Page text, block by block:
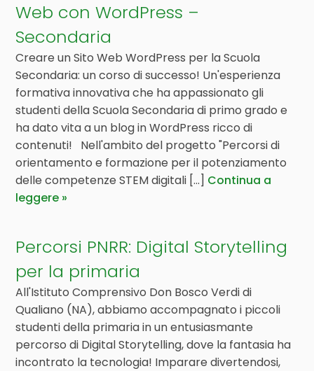
Web con WordPress –
Secondaria
Creare un Sito Web WordPress per la Scuola
Secondaria: un corso di successo! Un'esperienza
formativa innovativa che ha appassionato gli
studenti della Scuola Secondaria di primo grado e
ha dato vita a un blog in WordPress ricco di
contenuti! Nell'ambito del progetto "Percorsi di
orientamento e formazione per il potenziamento
delle competenze STEM digitali [...] Continua a
leggere
Percorsi PNRR: Digital Storytelling
per la primaria
All'Istituto Comprensivo Don Bosco Verdi di
Qualiano (NA), abbiamo accompagnato i piccoli
studenti della primaria in un entusiasmante
percorso di Digital Storytelling, dove la fantasia ha
incontrato la tecnologia! Imparare divertendosi,